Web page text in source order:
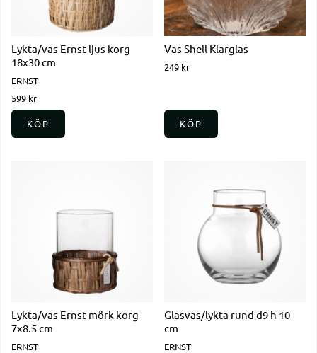
Lykta/vas Ernst ljus korg
18x30 cm
ERNST
599 kr
KÖP
Vas Shell Klarglas
249 kr
KÖP
Lykta/vas Ernst mörk korg
7x8.5 cm
ERNST
Glasvas/lykta rund d9 h 10
cm
ERNST